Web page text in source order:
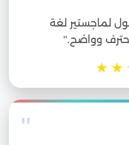
لماجستير لغة
وواضح."
★
★
"